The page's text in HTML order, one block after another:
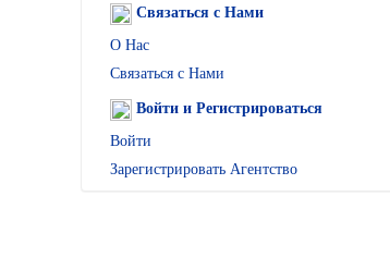
Связаться с Нами
О Нас
Связаться с Нами
Войти и Регистрироваться
Войти
Зарегистрировать Агентство